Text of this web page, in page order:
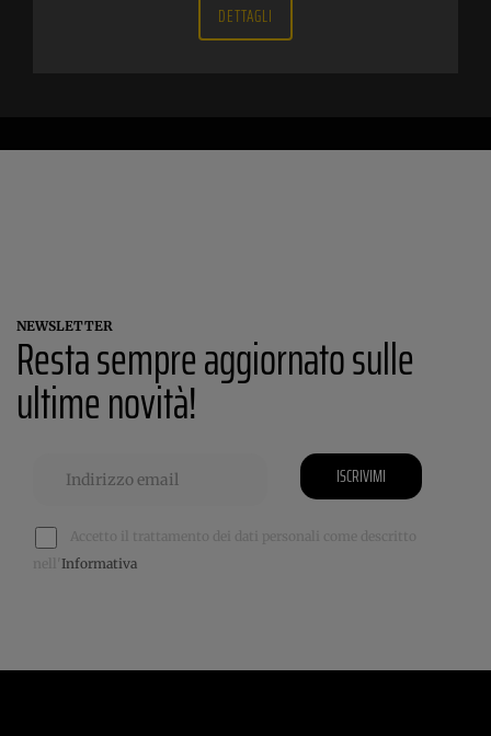
DETTAGLI
NEWSLETTER
Resta sempre aggiornato sulle
ultime novità!
ISCRIVIMI
Accetto il trattamento dei dati personali come descritto
nell' Informativa